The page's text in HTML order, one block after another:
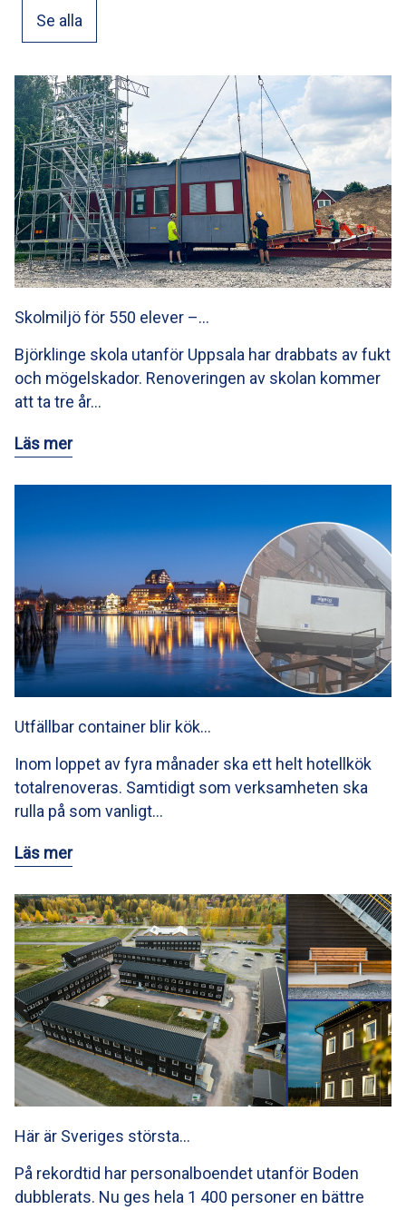
Se alla
Skolmiljö för 550 elever –…
Björklinge skola utanför Uppsala har drabbats av fukt
och mögelskador. Renoveringen av skolan kommer
att ta tre år…
Läs mer
Utfällbar container blir kök…
Inom loppet av fyra månader ska ett helt hotellkök
totalrenoveras. Samtidigt som verksamheten ska
rulla på som vanligt…
Läs mer
Här är Sveriges största…
På rekordtid har personalboendet utanför Boden
dubblerats. Nu ges hela 1 400 personer en bättre